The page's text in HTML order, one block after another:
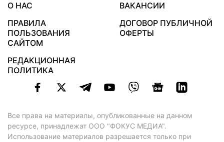
О НАС
ВАКАНСИИ
ПРАВИЛА
ПОЛЬЗОВАНИЯ
САЙТОМ
ДОГОВОР ПУБЛИЧНОЙ
ОФЕРТЫ
РЕДАКЦИОННАЯ
ПОЛИТИКА
Все права на материалы, опубликованные на данном
ресурсе, принадлежат ООО "ФОКУС МЕДИА".
Использование материалов разрешается только при